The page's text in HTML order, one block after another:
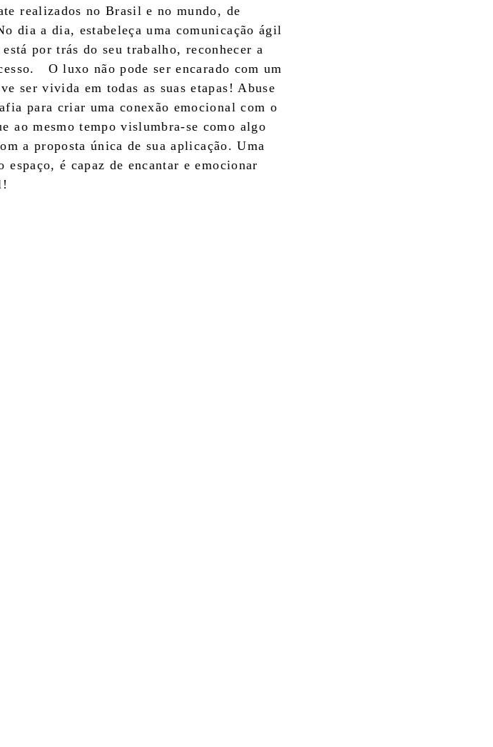
realizados no Brasil e no mundo, de
dia a dia, estabeleça uma comunicação ágil
por trás do seu trabalho, reconhecer a
O luxo não pode ser encarado com um
ser vivida em todas as suas etapas! Abuse
para criar uma conexão emocional com o
ao mesmo tempo vislumbra-se como algo
a proposta única de sua aplicação. Uma
é capaz de encantar e emocionar